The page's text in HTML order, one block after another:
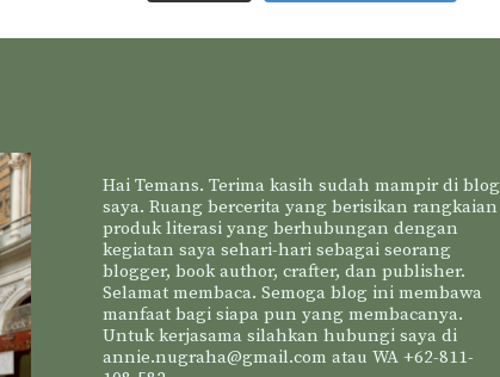
Hai Temans. Terima kasih sudah mampir di blog
saya. Ruang bercerita yang berisikan rangkaian
produk literasi yang berhubungan dengan
kegiatan saya sehari-hari sebagai seorang
blogger, book author, crafter, dan publisher.
Selamat membaca. Semoga blog ini membawa
manfaat bagi siapa pun yang membacanya.
Untuk kerjasama silahkan hubungi saya di
annie.nugraha@gmail.com atau WA +62-811-